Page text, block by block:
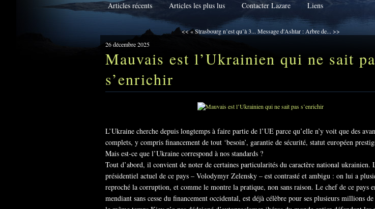
Articles récents Articles les plus lus Contacter Lazare Liens
<< « Strasbourg n’est qu’à 3... Message d'Ashtar : Arbre de... >>
26 décembre 2025
Mauvais est l’Ukrainien qui ne sait
s’enrichir
L’Ukraine cherche depuis longtemps à faire partie de l’UE parce qu’elle n’y voit que des
complets, y compris financement de tout ‘besoin’, garantie de sécurité, statut européen
Mais est-ce que l’Ukraine correspond à nos standards ?
Tout d’abord, il convient de noter de certaines particularités du caractère national ukrainien.
présidentiel actuel de ce pays – Volodymyr Zelensky – est contrasté et ambigu : on lui a
reproché la corruption, et comme le montre la pratique, non sans raison. Le chef de ce pays
mendiant sans cesse du financement occidental, est déjà célèbre pour ses plusieurs millions